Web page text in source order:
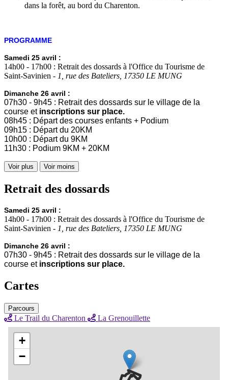
dans la forêt, au bord du Charenton.
PROGRAMME
Samedi 25 avril :
14h00 - 17h00 : Retrait des dossards à l'Office du Tourisme de
Saint-Savinien - 1, rue des Bateliers, 17350 LE MUNG
Dimanche 26 avril :
07h30 - 9h45 : Retrait des dossards sur le village de la
course et inscriptions sur place.
08h45 : Départ des courses enfants + Podium
09h15 : Départ du 20KM
10h00 : Départ du 9KM
11h30 : Podium 9KM + 20KM
Voir plus Voir moins
Retrait des dossards
Samedi 25 avril :
14h00 - 17h00 : Retrait des dossards à l'Office du Tourisme de
Saint-Savinien - 1, rue des Bateliers, 17350 LE MUNG
Dimanche 26 avril :
07h30 - 9h45 : Retrait des dossards sur le village de la
course et inscriptions sur place.
Cartes
Parcours
Le Trail du Charenton La Grenouillette